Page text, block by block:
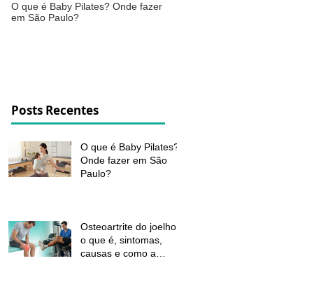
O que é Baby Pilates? Onde fazer
em São Paulo?
Posts Recentes
O que é Baby Pilates?
Onde fazer em São
Paulo?
Osteoartrite do joelho:
o que é, sintomas,
causas e como a